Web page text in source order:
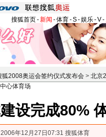
搜狐首页-新闻 -体育-S-娱乐-V-
狐2008奥运会签约仪式发布会 > 北京
心体育场
设完成80%
2006年12月27日07:31 搜狐体育